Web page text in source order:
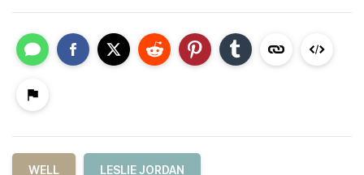
WELL LESLIE JORDAN